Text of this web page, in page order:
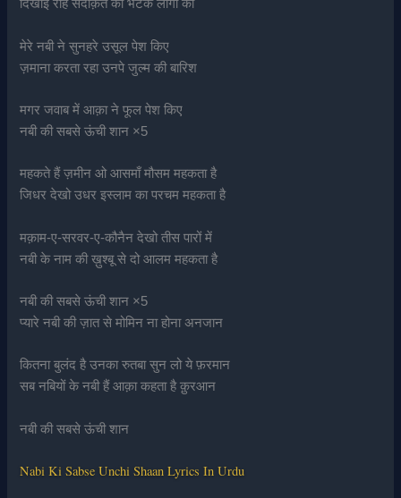
दिखाई राह सदाक़त की भटके लोगों को
मेरे नबी ने सुनहरे उसूल पेश किए
ज़माना करता रहा उनपे जुल्म की बारिश
मगर जवाब में आक़ा ने फूल पेश किए
नबी की सबसे ऊंची शान ×5
महकते हैं ज़मीन ओ आसमाँ मौसम महकता है
जिधर देखो उधर इस्लाम का परचम महकता है
मक़ाम-ए-सरवर-ए-कौनैन देखो तीस पारों में
नबी के नाम की ख़ुश्बू से दो आलम महकता है
नबी की सबसे ऊंची शान ×5
प्यारे नबी की ज़ात से मोमिन ना होना अनजान
कितना बुलंद है उनका रुतबा सुन लो ये फ़रमान
सब नबियों के नबी हैं आक़ा कहता है क़ुरआन
नबी की सबसे ऊंची शान
Nabi Ki Sabse Unchi Shaan Lyrics In Urdu